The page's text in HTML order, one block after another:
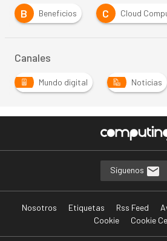
B
Beneficios C Cloud
Canales
Mundo digital Noticias
Síguenos
Nosotros Etiquetas Rss Feed
Cookie
Cookie